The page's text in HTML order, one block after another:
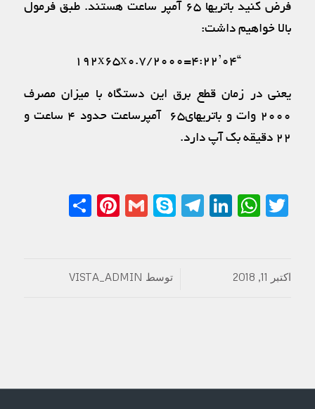
فرض کنید باتریها ۶۵ آمپر ساعت هستند. طبق فرمول
بالا خواهیم داشت:
“۱۹۲x65x0.7/2000=4:22’04
یعنی در زمان قطع برق این دستگاه با میزان مصرف
۲۰۰۰ وات و باتریهای۶۵ آمپرساعت حدود ۴ ساعت و
۲۲ دقیقه بک آپ دارد.
Twitter
WhatsApp
LinkedIn
Telegram
Skype
Gmail
Pinterest
اکتبر 11, 2018 توسط VISTA_ADMIN